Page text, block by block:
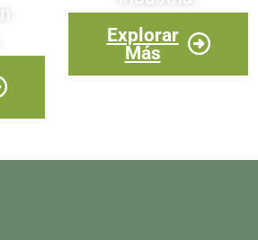
Explorar
Más